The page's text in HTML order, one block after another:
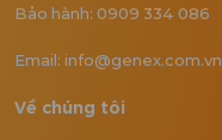
Bảo hành: 0909 334 086
Email: info@genex.com.vn
Về chúng tôi